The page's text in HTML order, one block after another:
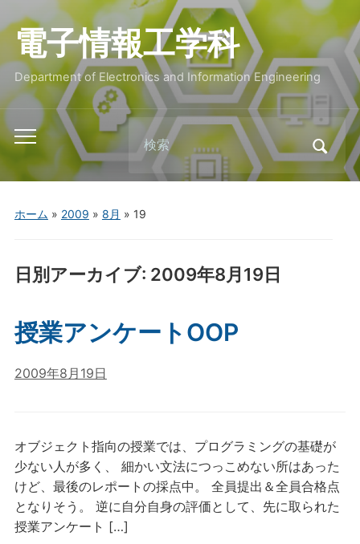
電子情報工学科
Department of Electronics and Information Engineering
Toggle
mobile
menu
Search
for:
ホーム » 2009 » 8月 » 19
日別アーカイブ: 2009年8月19日
授業アンケートOOP
2009年8月19日
オブジェクト指向の授業では、プログラミングの基礎が
少ない人が多く、 細かい文法につっこめない所はあった
けど、最後のレポートの採点中。 全員提出＆全員合格点
となりそう。 逆に自分自身の評価として、先に取られた
授業アンケート […]